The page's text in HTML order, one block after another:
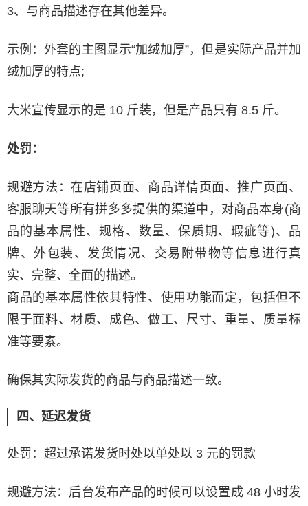
3、与商品描述存在其他差异。
示例：外套的主图显示“加绒加厚”，但是实际产品并加
绒加厚的特点;
大米宣传显示的是 10 斤装，但是产品只有 8.5 斤。
处罚：
规避方法：在店铺页面、商品详情页面、推广页面、
客服聊天等所有拼多多提供的渠道中，对商品本身(商
品的基本属性、规格、数量、保质期、瑕疵等)、品
牌、外包装、发货情况、交易附带物等信息进行真
实、完整、全面的描述。
商品的基本属性依其特性、使用功能而定，包括但不
限于面料、材质、成色、做工、尺寸、重量、质量标
准等要素。
确保其实际发货的商品与商品描述一致。
四、延迟发货
处罚：超过承诺发货时处以单处以 3 元的罚款
规避方法：后台发布产品的时候可以设置成 48 小时发